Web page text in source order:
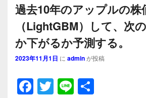
過去10年のアップルの株
（LightGBM）して、次
か下がるか予測する。
2023年11月1日 に adminが投稿
F T Li